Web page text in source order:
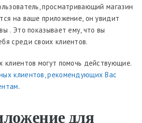
просматривающий магазин
на ваше приложение, он увидит
. Это показывает ему, что вы
среди своих клиентов.
клиентов могут помочь действующие.
клиентов, рекомендующих Вас
.
для